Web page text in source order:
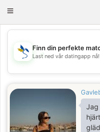
Toggle
💖
💕
Finn din perfekte
Last ned vår datingapp nå!
Jag